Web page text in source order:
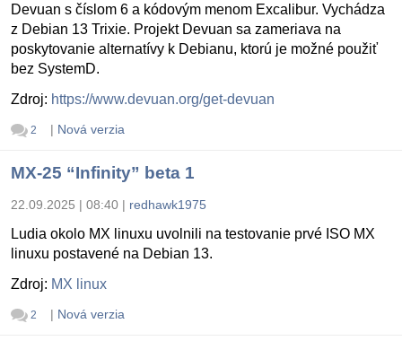
Devuan s číslom 6 a kódovým menom Excalibur. Vychádza
z Debian 13 Trixie. Projekt Devuan sa zameriava na
poskytovanie alternatívy k Debianu, ktorú je možné použiť
bez SystemD.
Zdroj: https://www.devuan.org/get-devuan
2 | Nová verzia
MX-25 “Infinity” beta 1
22.09.2025 | 08:40 | redhawk1975
Ludia okolo MX linuxu uvolnili na testovanie prvé ISO MX
linuxu postavené na Debian 13.
Zdroj: MX linux
2 | Nová verzia